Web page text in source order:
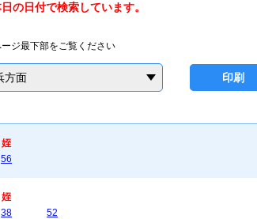
の日付で検索しています。
ジ最下部をご覧ください
方面 印刷
姪
56
姪
38
52